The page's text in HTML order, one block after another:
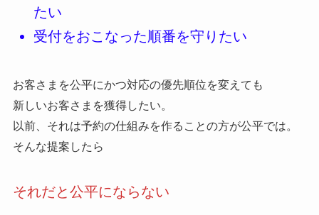
たい
受付をおこなった順番を守りたい
お客さまを公平にかつ対応の優先順位を変えても
新しいお客さまを獲得したい。
以前、それは予約の仕組みを作ることの方が公平では。
そんな提案したら
それだと公平にならない